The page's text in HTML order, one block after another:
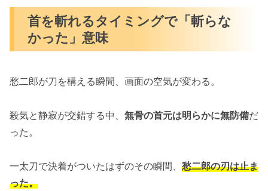
首を斬れるタイミングで「斬らな
かった」意味
愁二郎が刀を構える瞬間、画面の空気が変わる。
殺気と静寂が交錯する中、 無骨の首元は明らかに無防備だ
った。
一太刀で決着がついたはずのその瞬間、 愁二郎の刃は止ま
った。